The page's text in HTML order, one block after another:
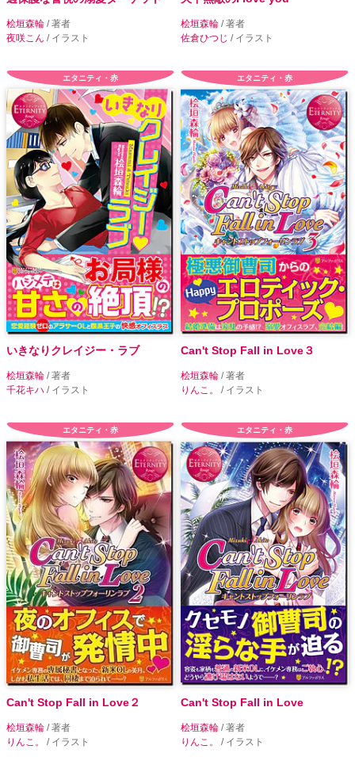
桧垣森輪 / 著者
夜咲こん / イラスト
桧垣森輪 / 著者
佐倉ひつじ / イラスト
エタニティ・赤
いきなりクレイジー・ラブ
桧垣森輪 / 著者
千花キハ / イラスト
エタニティ・赤
Can't Stop Fall in Love３
桧垣森輪 / 著者
りんこ。 / イラスト
エタニティ・赤
Can't Stop Fall in Love２
桧垣森輪 / 著者
りんこ。 / イラスト
エタニティ・赤
Can't Stop Fall in Love
桧垣森輪 / 著者
りんこ。 / イラスト